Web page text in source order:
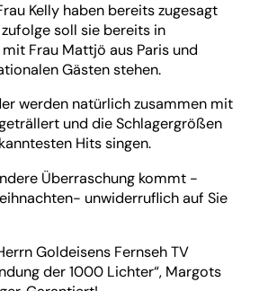
Kelly haben bereits zugesagt
soll sie bereits in
Frau Mattjö aus Paris und
Gästen stehen.
werden natürlich zusammen mit
und die Schlagergrößen
Hits singen.
Überraschung kommt -
unwiderruflich auf Sie
Goldeisens Fernseh TV
der 1000 Lichter“, Margots